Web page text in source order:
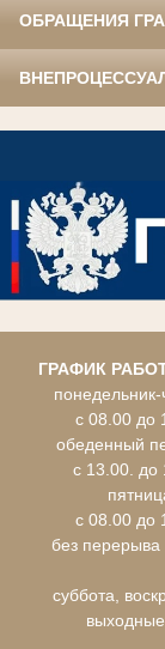
ОБРАЩЕНИЯ
ГРАФИК
понедельник-
с 08.00 до
обеденный
с 13.00. до
с 08.00 до
без
суббота,
выходные